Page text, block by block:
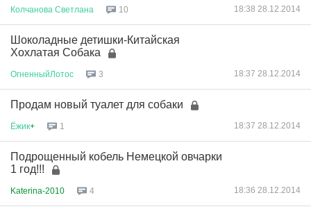
Колчанова Светлана 10 18:38 28.12.2014
Шоколадные детишки-Китайская
Хохлатая Собака
ОгненныйЛотос 3 18:37 28.12.2014
Продам новый туалет для собаки
Ёжик+ 1 18:37 28.12.2014
Подрощенный кобель Немецкой овчарки
1 год!!!
Katerina-2010 4 18:36 28.12.2014